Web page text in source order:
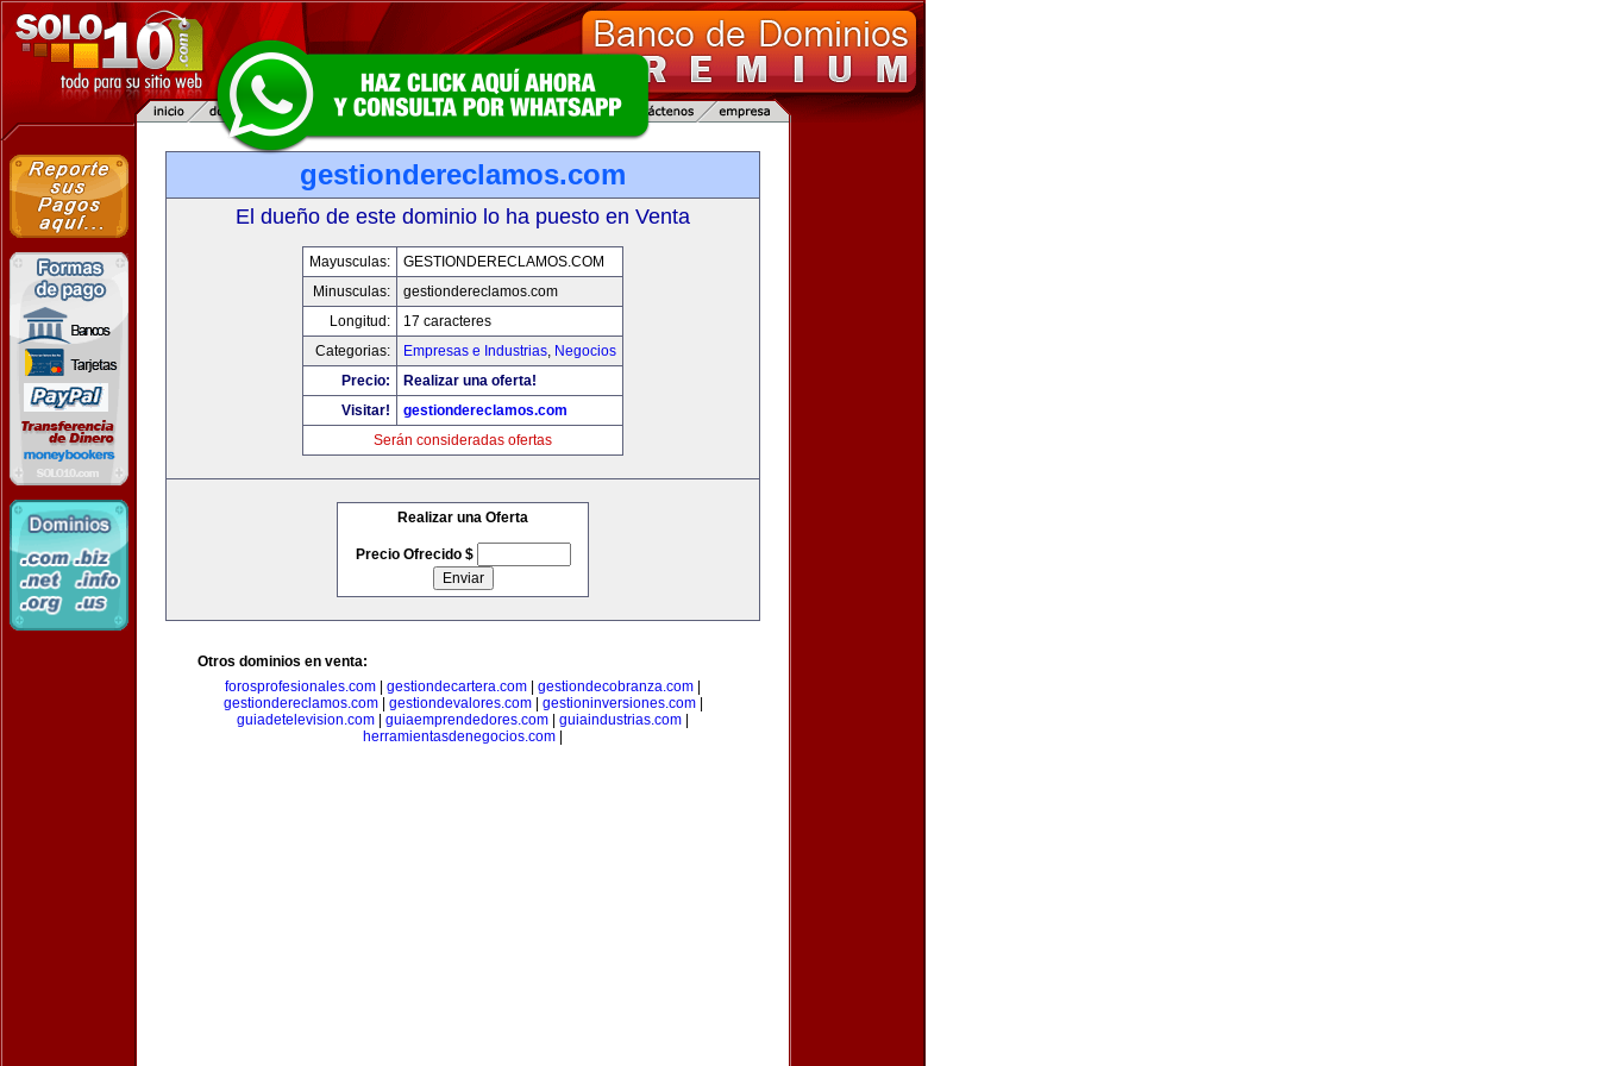
gestiondereclamos.com
El dueño de este dominio lo ha puesto en Venta
Mayusculas:
GESTIONDERECLAMOS.COM
Minusculas:
gestiondereclamos.com
Longitud:
17 caracteres
Categorias:
Empresas e Industrias, Negocios
Precio:
Realizar una oferta!
Visitar!
gestiondereclamos.com
Serán consideradas ofertas
Realizar una Oferta
Precio Ofrecido $
Otros dominios en venta:
forosprofesionales.com
gestiondecartera.com gestiondecobranza.com
gestiondereclamos.com| gestiondevalores.com| gestioninversiones.com|
guiadetelevision.com
guiaemprendedores.com guiaindustrias.com
herramientasdenegocios.com